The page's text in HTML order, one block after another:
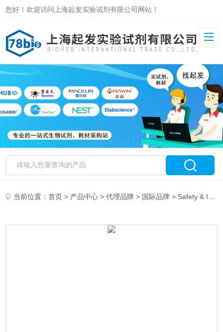
您好！欢迎访问上海起发实验试剂有限公司网站！
当前位置：首页 > 产品中心 >代理品牌 > 国际品牌 > Safety & Industrial Supplies 特约代理